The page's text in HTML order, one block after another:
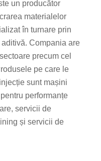
un producător
materialelor
în turnare prin
Compania are
precum cel
pe care le
sunt mașini
performanțe
servicii de
și servicii de